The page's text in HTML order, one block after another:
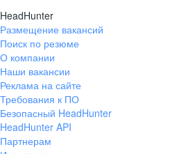
HeadHunter
Размещение вакансий
Поиск по резюме
О компании
Наши вакансии
Реклама на сайте
Требования к ПО
Безопасный HeadHunter
HeadHunter API
Партнерам